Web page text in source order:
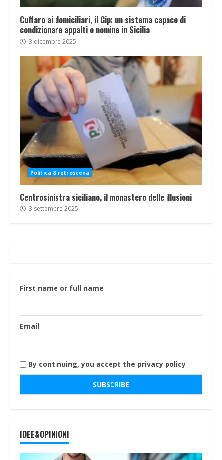
Cuffaro ai domiciliari, il Gip: un sistema capace di
condizionare appalti e nomine in Sicilia
3 dicembre 2025
Politica & retroscena
Centrosinistra siciliano, il monastero delle illusioni
3 settembre 2025
First name or full name
Email
By continuing, you accept the privacy policy
IDEE&OPINIONI